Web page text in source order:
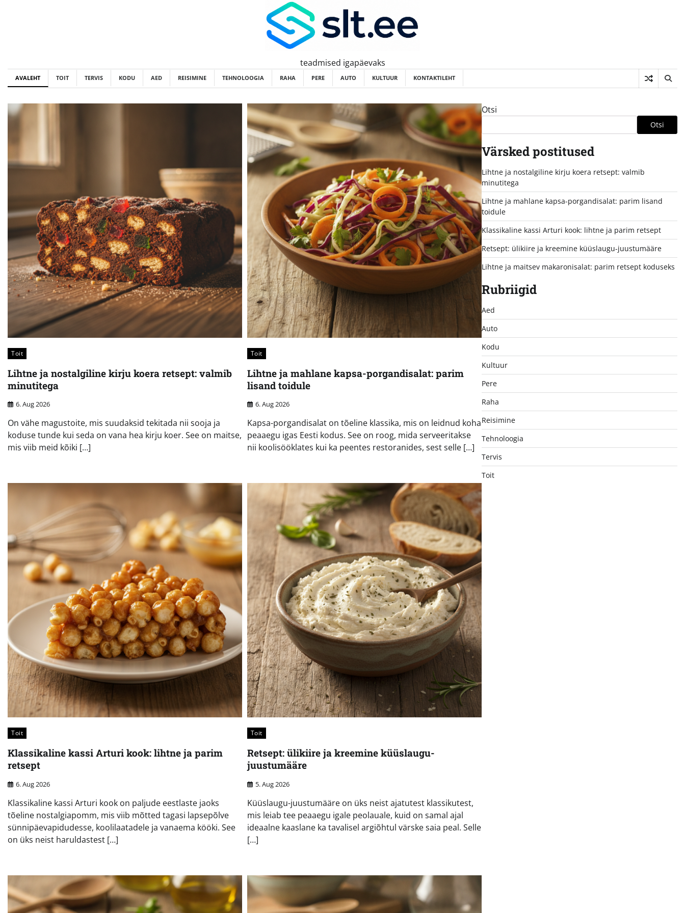
teadmised igapäevaks
AVALEHT TOIT TERVIS KODU AED REISIMINE TEHNOLOOGIA RAHA PERE AUTO KULTUUR KONTAKTILEHT
Toit
Lihtne ja nostalgiline kirju koera retsept: valmib
minutitega
6. Aug 2026
On vähe magustoite, mis suudaksid tekitada nii sooja ja
koduse tunde kui seda on vana hea kirju koer. See on maitse,
mis viib meid kõiki […]
Toit
Lihtne ja mahlane kapsa-porgandisalat: parim
lisand toidule
6. Aug 2026
Kapsa-porgandisalat on tõeline klassika, mis on leidnud koha
peaaegu igas Eesti kodus. See on roog, mida serveeritakse
nii koolisööklates kui ka peentes restoranides, sest selle […]
Toit
Klassikaline kassi Arturi kook: lihtne ja parim
retsept
6. Aug 2026
Klassikaline kassi Arturi kook on paljude eestlaste jaoks
tõeline nostalgiapomm, mis viib mõtted tagasi lapsepõlve
sünnipäevapidudesse, koolilaatadele ja vanaema kööki. See
on üks neist haruldastest […]
Toit
Retsept: ülikiire ja kreemine küüslaugu-
juustumääre
5. Aug 2026
Küüslaugu-juustumääre on üks neist ajatutest klassikutest,
mis leiab tee peaaegu igale peolauale, kuid on samal ajal
ideaalne kaaslane ka tavalisel argiõhtul värske saia peal. Selle
[…]
Otsi
Otsi
Värsked postitused
Lihtne ja nostalgiline kirju koera retsept: valmib
minutitega
Lihtne ja mahlane kapsa-porgandisalat: parim lisand
toidule
Klassikaline kassi Arturi kook: lihtne ja parim retsept
Retsept: ülikiire ja kreemine küüslaugu-juustumääre
Lihtne ja maitsev makaronisalat: parim retsept koduseks
Rubriigid
Aed
Auto
Kodu
Kultuur
Pere
Raha
Reisimine
Tehnoloogia
Tervis
Toit